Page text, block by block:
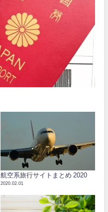
航空系旅行サイトまとめ 2020
2020.02.01